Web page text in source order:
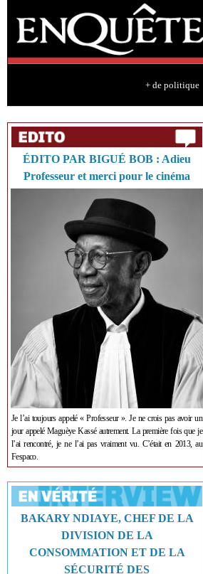
+ de politique
ÉDITO PAR BIGUÉ BOB : Adieu
Professeur et merci pour le cinéma
Je l’ai toujours appelé « Professeur ». Je ne crois pas avoir un
jour appelé Maguèye Kassé autrement. La première fois que je
l’ai rencontré, je ne l’ai pas vraiment vu. C’était en 2013, au
Fespaco.
BAKARY NDIAYE, CHEF DE LA
DIVISION DE LA
CONSOMMATION ET DE LA
SÉCURITÉ DES